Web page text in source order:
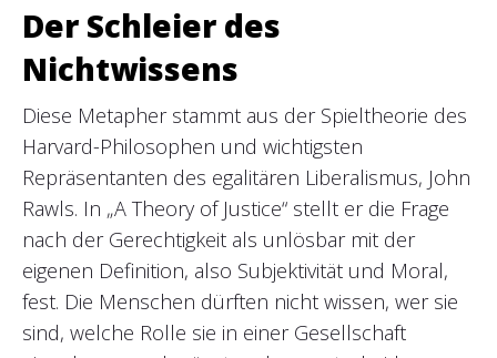
Der Schleier des
Nichtwissens
Diese Metapher stammt aus der Spieltheorie des
Harvard-Philosophen und wichtigsten
Repräsentanten des egalitären Liberalismus, John
Rawls. In „A Theory of Justice“ stellt er die Frage
nach der Gerechtigkeit als unlösbar mit der
eigenen Definition, also Subjektivität und Moral,
fest. Die Menschen dürften nicht wissen, wer sie
sind, welche Rolle sie in einer Gesellschaft